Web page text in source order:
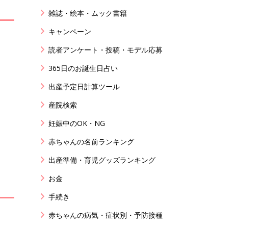
雑誌・絵本・ムック書籍
キャンペーン
読者アンケート・投稿・モデル応募
365日のお誕生日占い
出産予定日計算ツール
産院検索
妊娠中のOK・NG
赤ちゃんの名前ランキング
出産準備・育児グッズランキング
お金
手続き
赤ちゃんの病気・症状別・予防接種